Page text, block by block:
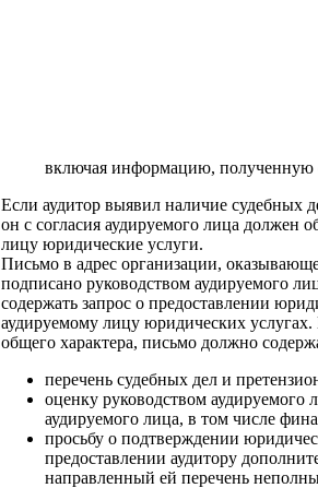
включая информацию, полученную
Если аудитор выявил наличие судебных
он с согласия аудируемого лица должен
лицу юридические услуги.
Письмо в адрес организации,
подписано руководством аудируемого
содержать запрос о предоставлении
аудируемому лицу юридических услугах.
общего характера, письмо должно
перечень судебных дел и
оценку руководством аудируемого
аудируемого лица, в том числе
просьбу о подтверждении
предоставлении аудитору
направленный ей перечень